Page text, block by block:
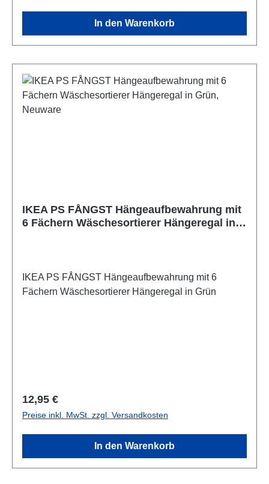
In den Warenkorb
IKEA PS FÅNGST Hängeaufbewahrung mit
6 Fächern Wäschesortierer Hängeregal in
IKEA PS FÅNGST Hängeaufbewahrung mit 6
Fächern Wäschesortierer Hängeregal in Grün
Regulärer Preis:
12,95 €
Preise inkl. MwSt. zzgl. Versandkosten
In den Warenkorb